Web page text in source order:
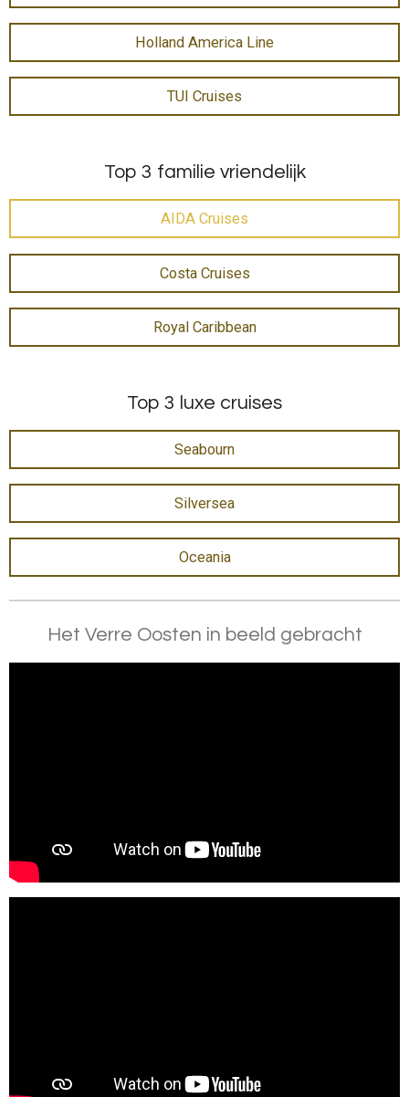
Holland America Line
TUI Cruises
Top 3 familie vriendelijk
AIDA Cruises
Costa Cruises
Royal Caribbean
Top 3 luxe cruises
Seabourn
Silversea
Oceania
Het Verre Oosten in beeld gebracht